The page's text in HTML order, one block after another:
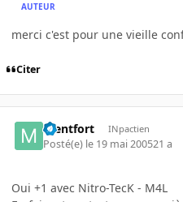
AUTEUR
merci c'est pour une vieille
Citer
mentfort INpactien
Posté(e) le 19 mai 200521 a
Oui +1 avec Nitro-TecK - M4L